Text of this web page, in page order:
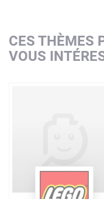
CES THÈMES
VOUS